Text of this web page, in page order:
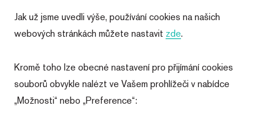
Jak už jsme uvedli výše, používání cookies na našich
webových stránkách můžete nastavit zde.
Kromě toho lze obecné nastavení pro přijímání cookies
souborů obvykle nalézt ve Vašem prohlížeči v nabídce
„Možnosti“ nebo „Preference“: